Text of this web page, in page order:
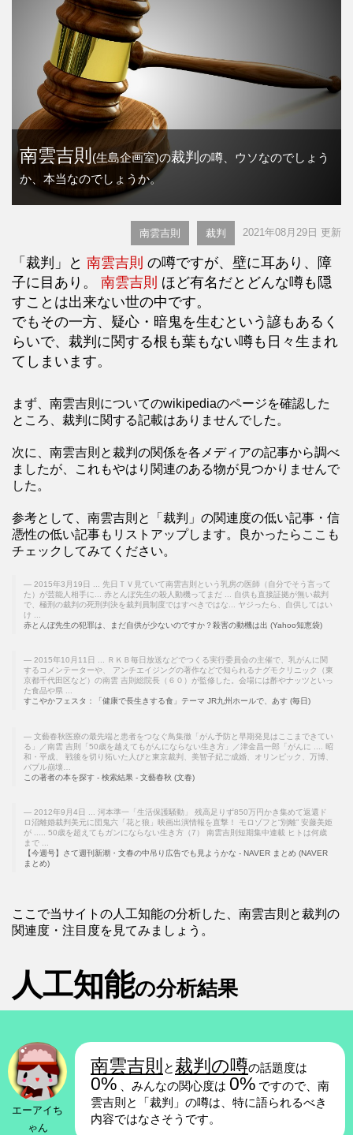
南雲吉則 (生島企画室)の裁判 の噂、ウソなのでしょう
か、本当なのでしょうか。
南雲吉則 裁判 2021年08月29日 更新
「裁判」と 南雲吉則 の噂ですが、壁に耳あり、障
子に目あり。 南雲吉則 ほど有名だとどんな噂も隠
すことは出来ない世の中です。
でもその一方、疑心・暗鬼を生むという諺もあるく
らいで、裁判に関する根も葉もない噂も日々生まれ
てしまいます。
まず、南雲吉則についてのwikipediaのページを確認した
ところ、裁判に関する記載はありませんでした。
次に、南雲吉則と裁判の関係を各メディアの記事から調べ
ましたが、これもやはり関連のある物が見つかりませんで
した。
参考として、南雲吉則と「裁判」の関連度の低い記事・信
憑性の低い記事もリストアップします。良かったらここも
チェックしてみてください。
2015年3月19日 ... 先日ＴＶ見ていて南雲吉則という乳房の医師（自分でそう言って
た）が芸能人相手に... 赤とんぼ先生の殺人動機ってまだ ... 自供も直接証拠が無い裁判
で、極刑の裁判の死刑判決を裁判員制度ではすべきではな... ヤジったら、自供してはい
け ...
赤とんぼ先生の犯罪は、まだ自供が少ないのですか？殺害の動機は出 (Yahoo知恵袋)
2015年10月11日 ... ＲＫＢ毎日放送などでつくる実行委員会の主催で、乳がんに関
するコメンテーターや、 アンチエイジングの著作などで知られるナグモクリニック（東
京都千代田区など）の南雲 吉則総院長（６０）が監修した。会場には酢やナッツといっ
た食品や県 ...
すこやかフェスタ：「健康で長生きする食」テーマ JR九州ホールで、あす (毎日)
文藝春秋医療の最先端と患者をつなぐ鳥集徹「がん予防と早期発見はここまできてい
る」／南雲 吉則「50歳を越えてもがんにならない生き方」／津金昌一郎「がんに .... 昭
和・平成、 戦後を切り拓いた人びと東京裁判、美智子妃ご成婚、オリンピック、万博、
バブル崩壊…
この著者の本を探す - 検索結果 - 文藝春秋 (文春)
2012年9月4日 ... 河本準一「生活保護騒動」 残高足りず850万円かき集めて返還ド
ロ沼離婚裁判美元に団鬼六「花と狼」映画出演情報を直撃！ モロゾフと“別離” 安藤美姫
が ..... 50歳を超えてもガンにならない生き方（7） 南雲吉則短期集中連載 ヒトは何歳
まで ...
【今週号】さて週刊新潮・文春の中吊り広告でも見ようかな - NAVER まとめ (NAVER
まとめ)
ここで当サイトの人工知能の分析した、南雲吉則と裁判の
関連度・注目度を見てみましょう。
人工知能の分析結果
エーアイち
ゃん
南雲吉則 と裁判の噂の話題度は
0% 、みんなの関心度は 0% ですので、南
雲吉則と「裁判」の噂は、特に語られるべき
内容ではなさそうです。